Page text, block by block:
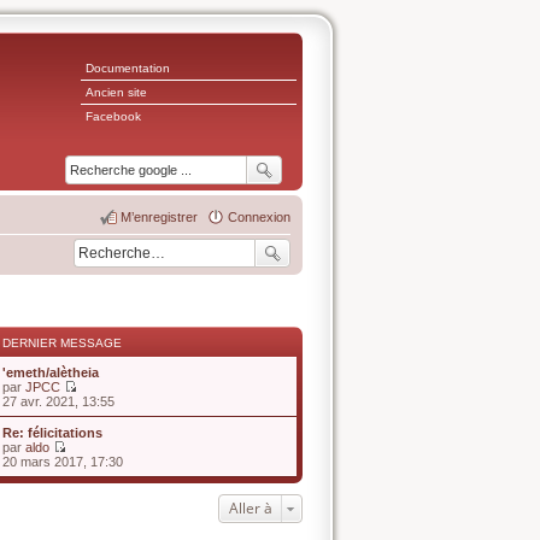
Documentation
Ancien site
Facebook
Connexion
M’enregistrer
DERNIER MESSAGE
'emeth/alètheia
par JPCC
V
o
i
r
l
e
d
27 avr. 2021, 13:55
Re: félicitations
par aldo
V
o
i
20 mars 2017, 17:30
Aller à